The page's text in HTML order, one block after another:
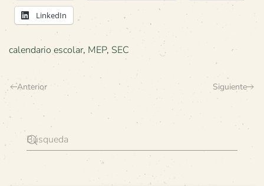
LinkedIn
calendario escolar, MEP, SEC
Anterior Siguiente